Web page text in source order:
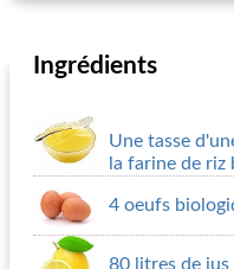
Ingrédients
Une tasse
la farine de riz
4 oeufs
80 litres de